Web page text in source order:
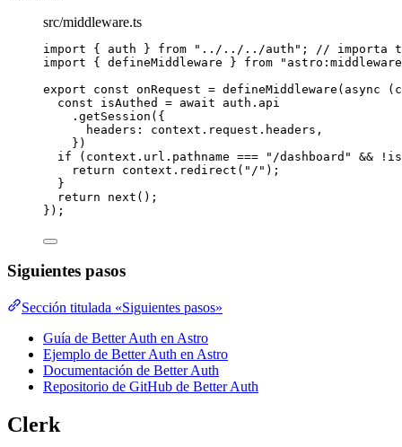
src/middleware.ts
import { auth } from " ../../../auth " ;
// importa
import { defineMiddleware } from " astro:middleware
export const onRequest = defineMiddleware ( async (
const isAuthed = await auth . api
. getSession ( {
headers: context . request . headers ,
} )
if
(context . url . pathname === " /dashboard " && !
return context . redirect ( " / " ) ;
}
return next () ;
} );
Siguientes pasos
Sección titulada «Siguientes pasos»
Guía de Better Auth en Astro
Ejemplo de Better Auth en Astro
Documentación de Better Auth
Repositorio de GitHub de Better Auth
Clerk